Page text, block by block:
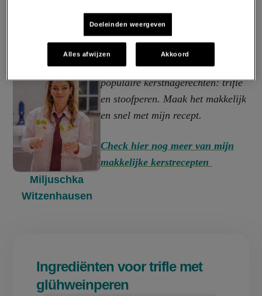
Miljuschka
Witzenhausen
Dit dessert combineert twee
populaire kerstnagerechten: trifle
en stoofperen. Maak het makkelijk
en snel met mijn recept.
Check hier nog meer van mijn
makkelijke kerstrecepten
Ingrediënten voor trifle met
glühweinperen
Doeleinden weergeven
Alles afwijzen Akkoord